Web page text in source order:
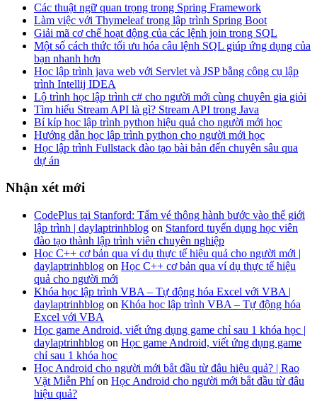
Các thuật ngữ quan trọng trong Spring Framework
Làm việc với Thymeleaf trong lập trình Spring Boot
Giải mã cơ chế hoạt động của các lệnh join trong SQL
Một số cách thức tối ưu hóa câu lệnh SQL giúp ứng dụng của
bạn nhanh hơn
Học lập trình java web với Servlet và JSP bằng công cụ lập
trình Intellij IDEA
Lộ trình học lập trình c# cho người mới cùng chuyên gia giỏi
Tìm hiểu Stream API là gì? Stream API trong Java
Bí kíp học lập trình python hiệu quả cho người mới học
Hướng dẫn học lập trình python cho người mới học
Học lập trình Fullstack đào tạo bài bản đến chuyên sâu qua
dự án
Nhận xét mới
CodePlus tại Stanford: Tấm vé thông hành bước vào thế giới
lập trình | daylaptrinhblog on Stanford tuyển dụng học viên
đào tạo thành lập trình viên chuyên nghiệp
Học C++ cơ bản qua ví dụ thực tế hiệu quả cho người mới |
daylaptrinhblog on Học C++ cơ bản qua ví dụ thực tế hiệu
quả cho người mới
Khóa học lập trình VBA – Tự động hóa Excel với VBA |
daylaptrinhblog on Khóa học lập trình VBA – Tự động hóa
Excel với VBA
Học game Android, viết ứng dụng game chỉ sau 1 khóa học |
daylaptrinhblog on Học game Android, viết ứng dụng game
chỉ sau 1 khóa học
Học Android cho người mới bắt đầu từ đâu hiệu quả? | Rao
Vặt Miễn Phíon Học Android cho người mới bắt đầu từ đâu
hiệu quả?